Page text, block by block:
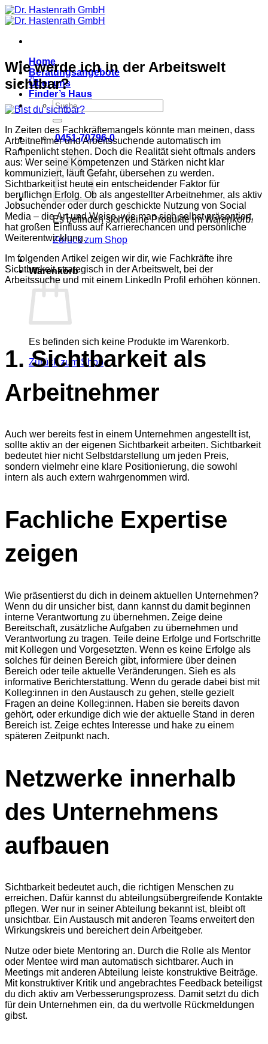
Zum
Inhalt
Home
Beratungsangebote
Über uns
Finder’s Haus
Suche
nach:
0451-70796-0
Es befinden sich keine Produkte im Warenkorb.
Zurück zum Shop
Warenkorb
Es befinden sich keine Produkte im Warenkorb.
Zurück zum Shop
Wie werde ich in der Arbeitswelt
sichtbar?
In Zeiten des Fachkräftemangels könnte man meinen, dass
Arbeitnehmer und Arbeitssuchende automatisch im
Rampenlicht stehen. Doch die Realität sieht oftmals anders
aus: Wer seine Kompetenzen und Stärken nicht klar
kommuniziert, läuft Gefahr, übersehen zu werden.
Sichtbarkeit ist heute ein entscheidender Faktor für
beruflichen Erfolg. Ob als angestellter Arbeitnehmer, als aktiv
Jobsuchender oder durch geschickte Nutzung von Social
Media – die Art und Weise, wie man sich selbst präsentiert,
hat großen Einfluss auf Karrierechancen und persönliche
Weiterentwicklung.
Im folgenden Artikel zeigen wir dir, wie Fachkräfte ihre
Sichtbarkeit strategisch in der Arbeitswelt, bei der
Arbeitssuche und mit einem LinkedIn Profil erhöhen können.
1. Sichtbarkeit als
Arbeitnehmer
Auch wer bereits fest in einem Unternehmen angestellt ist,
sollte aktiv an der eigenen Sichtbarkeit arbeiten. Sichtbarkeit
bedeutet hier nicht Selbstdarstellung um jeden Preis,
sondern vielmehr eine klare Positionierung, die sowohl
intern als auch extern wahrgenommen wird.
Fachliche Expertise
zeigen
Wie präsentierst du dich in deinem aktuellen Unternehmen?
Wenn du dir unsicher bist, dann kannst du damit beginnen
interne Verantwortung zu übernehmen. Zeige deine
Bereitschaft, zusätzliche Aufgaben zu übernehmen und
Verantwortung zu tragen. Teile deine Erfolge und Fortschritte
mit Kollegen und Vorgesetzten. Wenn es keine Erfolge als
solches für deinen Bereich gibt, informiere über deinen
Bereich oder teile aktuelle Veränderungen. Sieh es als
informative Berichterstattung. Wenn du gerade dabei bist mit
Kolleg:innen in den Austausch zu gehen, stelle gezielt
Fragen an deine Kolleg:innen. Haben sie bereits davon
gehört, oder erkundige dich wie der aktuelle Stand in deren
Bereich ist. Zeige echtes Interesse und hake zu einem
späteren Zeitpunkt nach.
Netzwerke innerhalb
des Unternehmens
aufbauen
Sichtbarkeit bedeutet auch, die richtigen Menschen zu
erreichen. Dafür kannst du abteilungsübergreifende Kontakte
pflegen. Wer nur in seiner Abteilung bekannt ist, bleibt oft
unsichtbar. Ein Austausch mit anderen Teams erweitert den
Wirkungskreis und bereichert dein Arbeitgeber.
Nutze oder biete Mentoring an. Durch die Rolle als Mentor
oder Mentee wird man automatisch sichtbarer. Auch in
Meetings mit anderen Abteilung leiste konstruktive Beiträge.
Mit konstruktiver Kritik und angebrachtes Feedback beteiligst
du dich aktiv am Verbesserungsprozess. Damit setzt du dich
für dein Unternehmen ein, da du wertvolle Rückmeldungen
gibst.